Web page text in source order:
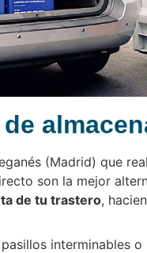
(Madrid) que
son la mejor
de tu trastero,
interminables